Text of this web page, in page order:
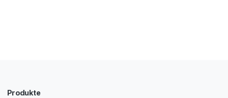
Produkte